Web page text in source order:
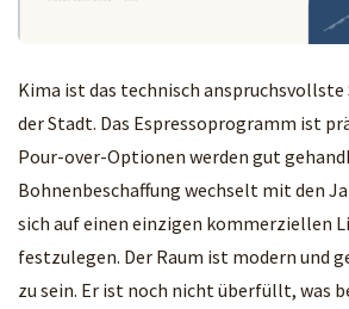
Kima ist das technisch
der Stadt. Das Espressoprogramm ist
Pour-over-Optionen werden gut
Bohnenbeschaffung wechselt mit den
sich auf einen einzigen kommerziellen
festzulegen. Der Raum ist modern und
zu sein. Er ist noch nicht überfüllt, was